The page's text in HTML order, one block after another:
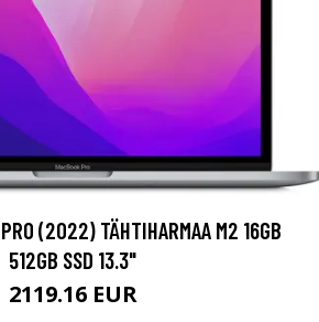
(2022) TÄHTIHARMAA M2 16GB
512GB SSD 13.3"
2119.16 EUR